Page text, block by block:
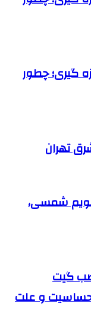
گیری؛ چطور
تهران
شمسی،
گیت
حساسیت و علت